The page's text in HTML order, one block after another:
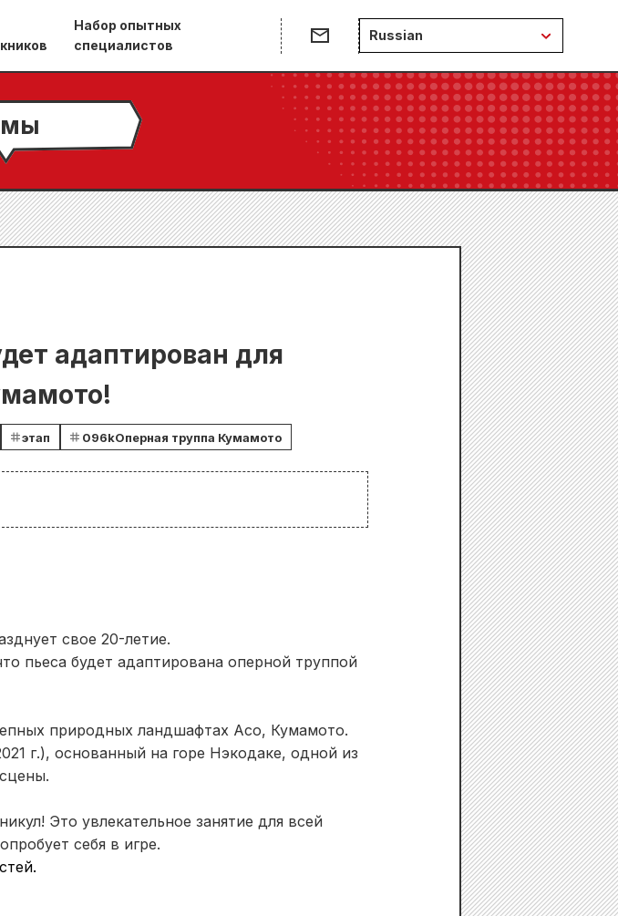
Набор опытных
специалистов
Russian
адаптирован для
этап 096kОперная труппа Кумамото
свое 20-летие.
пьеса будет адаптирована оперной труппой
природных ландшафтах Асо, Кумамото.
г.), основанный на горе Нэкодаке, одной из
Это увлекательное занятие для всей
себя в игре.